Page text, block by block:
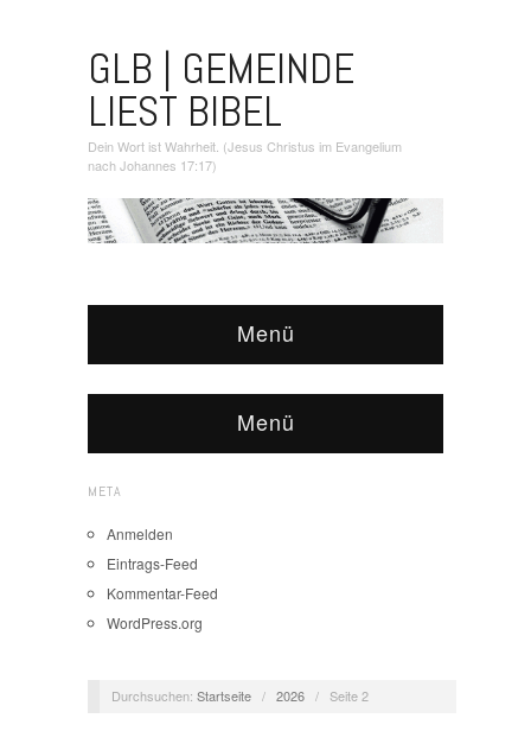
GLB | GEMEINDE
LIEST BIBEL
Dein Wort ist Wahrheit. (Jesus Christus im Evangelium
nach Johannes 17:17)
Menü
Menü
META
Anmelden
Eintrags-Feed
Kommentar-Feed
WordPress.org
Durchsuchen: Startseite / 2026 / Seite 2